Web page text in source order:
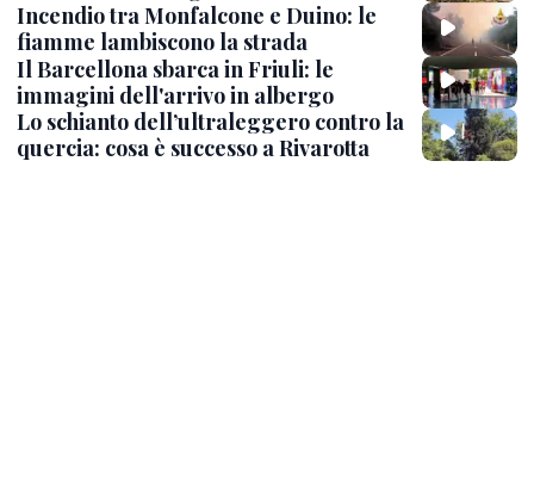
Incendio tra Monfalcone e Duino: le
fiamme lambiscono la strada
Il Barcellona sbarca in Friuli: le
immagini dell'arrivo in albergo
Lo schianto dell’ultraleggero contro la
quercia: cosa è successo a Rivarotta